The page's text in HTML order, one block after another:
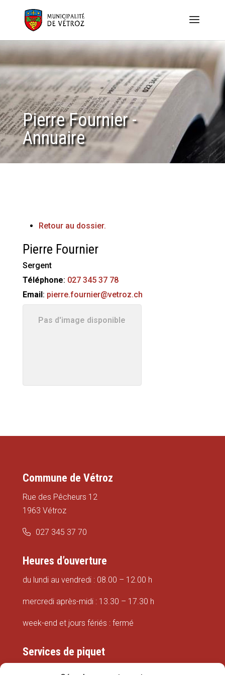
Pierre Fournier -
Annuaire
Retour au dossier.
Pierre Fournier
Sergent
Téléphone: 027 345 37 78
Email: pierre.fournier@vetroz.ch
Pas d'image disponible
Commune de Vétroz
Rue des Pêcheurs 12
1963 Vétroz
027 345 37 70
Heures d’ouverture
du lundi au vendredi : 08.00 – 12.00 h
mercredi après-midi : 13.30 – 17.30 h
week-end et jours fériés : fermé
Services de piquet